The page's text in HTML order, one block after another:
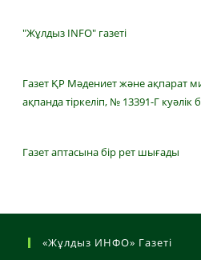
"Жұлдыз INFO" газеті
Газет ҚР Мәдениет және ақпарат
ақпанда тіркеліп, № 13391-Г куәлік
Газет аптасына бір рет шығады
«Жұлдыз ИНФО» Газеті